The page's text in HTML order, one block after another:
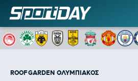
ROOF GARDEN ΟΛΥΜΠΙΑΚΟΣ